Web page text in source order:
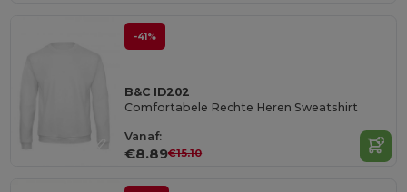
-41%
B&C ID202
Comfortabele Rechte Heren Sweatshirt
Vanaf:
€8.89€15.10